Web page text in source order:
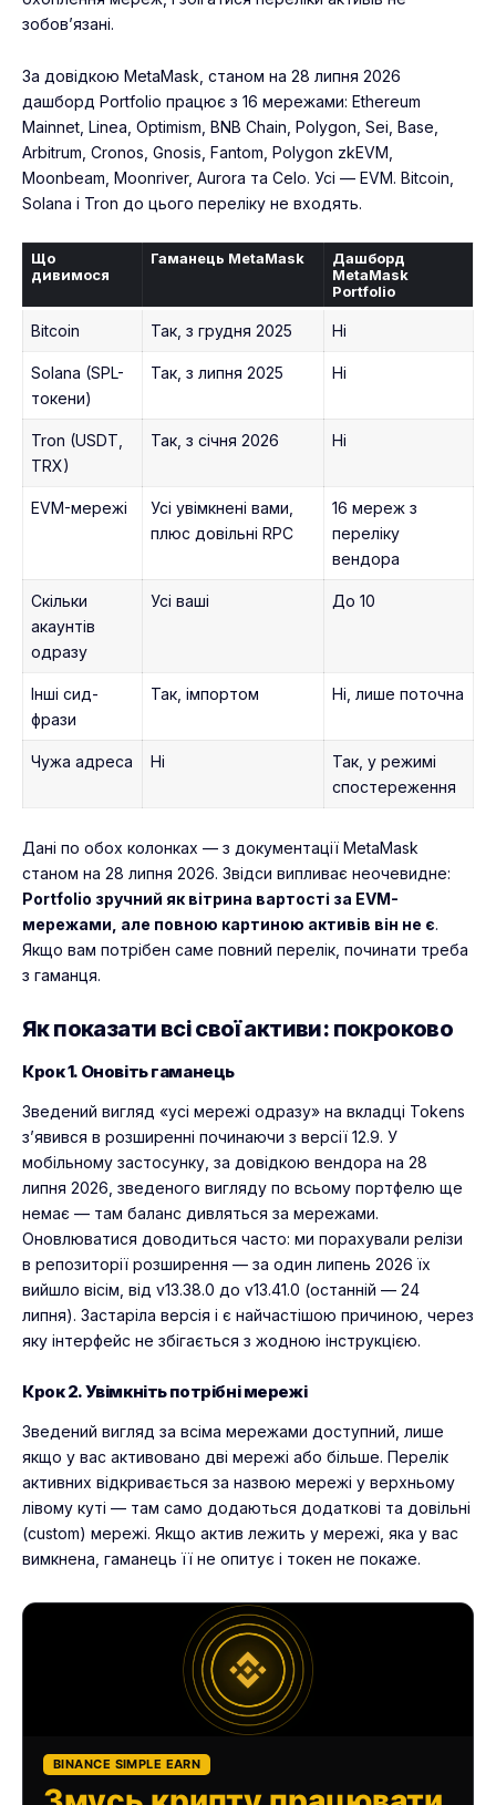
зобов’язані.
За довідкою MetaMask, станом на 28 липня 2026
дашборд Portfolio працює з 16 мережами: Ethereum
Mainnet, Linea, Optimism, BNB Chain, Polygon, Sei, Base,
Arbitrum, Cronos, Gnosis, Fantom, Polygon zkEVM,
Moonbeam, Moonriver, Aurora та Celo. Усі — EVM. Bitcoin,
Solana і Tron до цього переліку не входять.
Що
дивимося
Гаманець MetaMask
Дашборд
MetaMask
Portfolio
Bitcoin Так, з грудня 2025 Ні
Solana (SPL-
токени)
Так, з липня 2025 Ні
Tron (USDT,
TRX)
Так, з січня 2026 Ні
EVM-мережі
Усі увімкнені вами,
плюс довільні RPC
16 мереж з
переліку
вендора
Скільки
акаунтів
одразу
Усі ваші До 10
Інші сид-
фрази
Так, імпортом Ні, лише поточна
Чужа адреса Ні
Так, у режимі
спостереження
Дані по обох колонках — з документації MetaMask
станом на 28 липня 2026. Звідси випливає неочевидне:
Portfolio зручний як вітрина вартості за EVM-
мережами, але повною картиною активів він не є.
Якщо вам потрібен саме повний перелік, починати треба
з гаманця.
Як показати всі свої активи: покроково
Крок 1. Оновіть гаманець
Зведений вигляд «усі мережі одразу» на вкладці Tokens
з’явився в розширенні починаючи з версії 12.9. У
мобільному застосунку, за довідкою вендора на 28
липня 2026, зведеного вигляду по всьому портфелю ще
немає — там баланс дивляться за мережами.
Оновлюватися доводиться часто: ми порахували релізи
в репозиторії розширення — за один липень 2026 їх
вийшло вісім, від v13.38.0 до v13.41.0 (останній — 24
липня). Застаріла версія і є найчастішою причиною, через
яку інтерфейс не збігається з жодною інструкцією.
Крок 2. Увімкніть потрібні мережі
Зведений вигляд за всіма мережами доступний, лише
якщо у вас активовано дві мережі або більше. Перелік
активних відкривається за назвою мережі у верхньому
лівому куті — там само додаються додаткові та довільні
(custom) мережі. Якщо актив лежить у мережі, яка у вас
вимкнена, гаманець її не опитує і токен не покаже.
BINANCE SIMPLE EARN